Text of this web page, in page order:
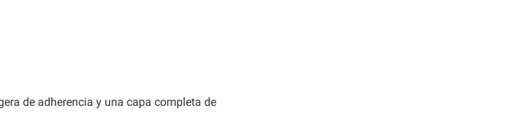
de adherencia y una capa completa de